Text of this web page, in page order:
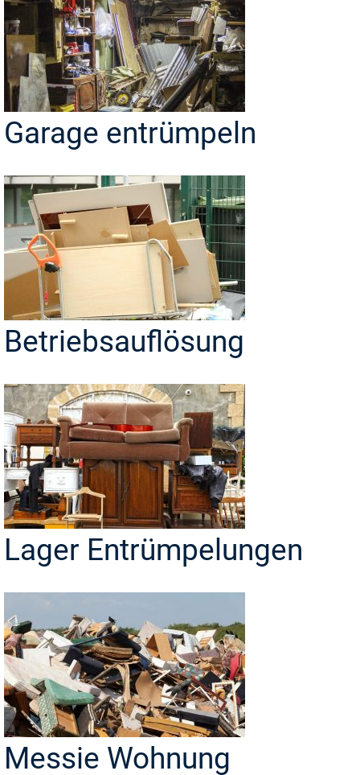
Garage entrümpeln
Betriebsauflösung
Lager Entrümpelungen
Messie Wohnung